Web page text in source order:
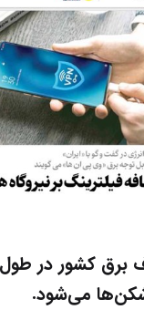
برق کشور در
می‌شود.